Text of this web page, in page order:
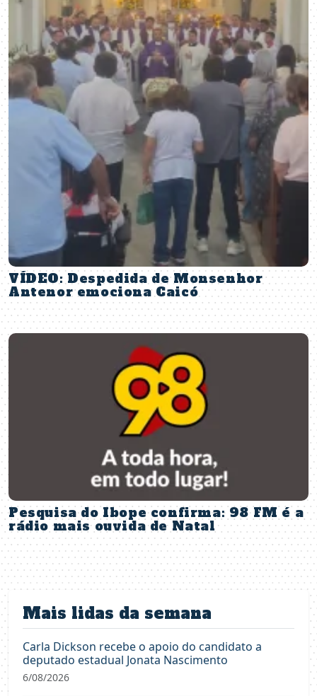
VÍDEO: Despedida de Monsenhor
Antenor emociona Caicó
Pesquisa do Ibope confirma: 98 FM é a
rádio mais ouvida de Natal
Mais lidas da semana
Carla Dickson recebe o apoio do candidato a
deputado estadual Jonata Nascimento
6/08/2026